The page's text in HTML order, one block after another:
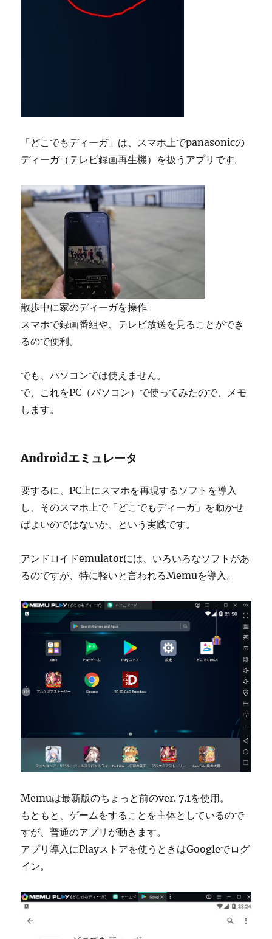
「どこでもディーガ」は、スマホ上でpanasonicの
ディーガ（テレビ録画再生機）を扱うアプリです。
散歩中に家のディーガを操作
スマホで録画番組や、テレビ放送を見ることができ
るので便利。
でも、パソコンでは使えません。
で、これをPC（パソコン）で使ってみたので、メモ
します。
Androidエミュレータ
要するに、PC上にスマホを再現するソフトを導入
し、そのスマホ上で「どこでもディーガ」を動かせ
ばよいのではないか、という実践です。
アンドロイドemulatorには、いろいろなソフトがあ
るのですが、特に軽いと言われるMemuを導入。
Memuは最新版のちょっと前のver. 7.1を使用。
もともと、ゲームをすることを主体としているので
すが、普通のアプリが動きます。
アプリ導入にPlayストアを使うときはGoogleでログ
イン。